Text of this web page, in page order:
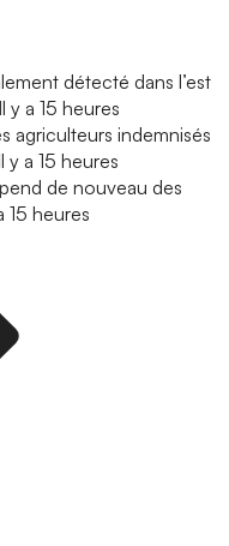
détecté dans l’est
Il y a 15 heures
agriculteurs indemnisés
y a 15 heures
de nouveau des
15 heures